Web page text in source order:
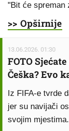
"Bit će spreman
>> Opširnije
13.06.2026. 01:30
FOTO
Češka? Evo
Iz FIFA-e tvrde
jer su navijači
svojim mjestima.